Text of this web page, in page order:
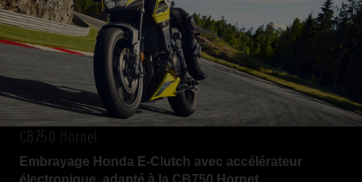
CB750 Hornet
Embrayage Honda E-Clutch avec accélérateur
électronique, adapté à la CB750 Hornet.